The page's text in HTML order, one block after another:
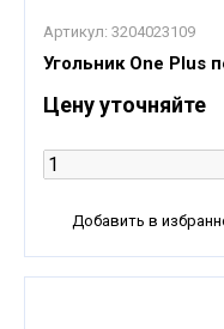
Артикул: 3204023109
Угольник One Plus
Цену уточняйте
Добавить в